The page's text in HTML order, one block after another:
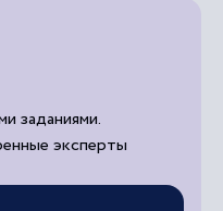
заданиями.
эксперты